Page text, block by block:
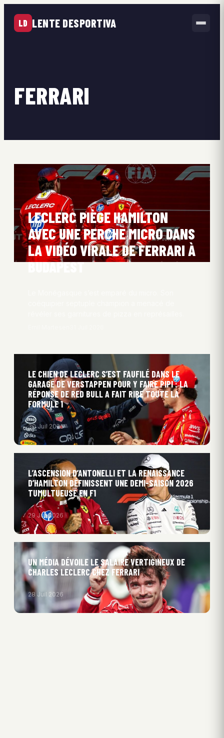
LD LENTE DESPORTIVA
FERRARI
LECLERC PIÈGE HAMILTON
AVEC UNE PERCHE MICRO DANS
LA VIDÉO VIRALE DE FERRARI À
BUDAPEST
LE CHIEN DE LECLERC S’EST FAUFILÉ DANS LE
GARAGE DE VERSTAPPEN POUR Y FAIRE PIPI : LA
RÉPONSE DE RED BULL A FAIT RIRE TOUTE LA
FORMULE 1
30 Juil 2026
L’ASCENSION D’ANTONELLI ET LA RENAISSANCE
D’HAMILTON DÉFINISSENT UNE DEMI-SAISON 2026
TUMULTUEUSE EN F1
29 Juil 2026
UN MÉDIA DÉVOILE LE SALAIRE VERTIGINEUX DE
CHARLES LECLERC CHEZ FERRARI
28 Juil 2026